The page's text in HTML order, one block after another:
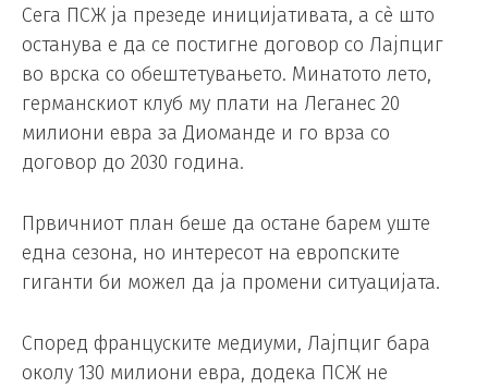
Сега ПСЖ ја презеде иницијативата, а сè што
останува е да се постигне договор со Лајпциг
во врска со обештетувањето. Минатото лето,
германскиот клуб му плати на Леганес 20
милиони евра за Диоманде и го врза со
договор до 2030 година.
Првичниот план беше да остане барем уште
една сезона, но интересот на европските
гиганти би можел да ја промени ситуацијата.
Според француските медиуми, Лајпциг бара
околу 130 милиони евра, додека ПСЖ не